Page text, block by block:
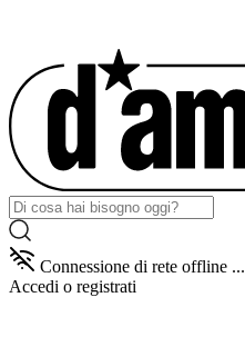
Connessione di rete offline ...
Accedi o registrati